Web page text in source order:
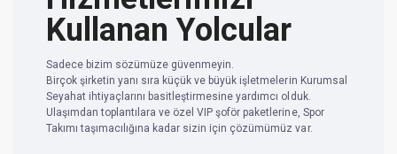
Kullanan Yolcular
Sadece bizim sözümüze güvenmeyin.
Birçok şirketin yanı sıra küçük ve büyük işletmelerin Kurumsal
Seyahat ihtiyaçlarını basitleştirmesine yardımcı olduk.
Ulaşımdan toplantılara ve özel VIP şoför paketlerine, Spor
Takımı taşımacılığına kadar sizin için çözümümüz var.